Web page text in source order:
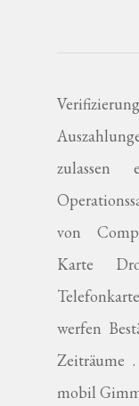
zulassen
von
Karte
werfen
Zeiträume
mobil